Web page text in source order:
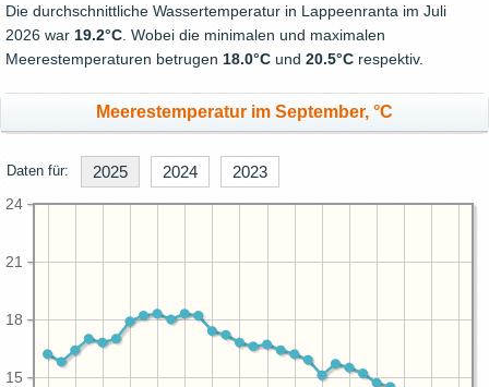
Die durchschnittliche Wassertemperatur in Lappeenranta im Juli
2026 war 19.2°C . Wobei die minimalen und maximalen
Meerestemperaturen betrugen 18.0°C und 20.5°C respektiv.
Meerestemperatur im September, °C
Daten für: 2025 2024 2023
15
18
21
24